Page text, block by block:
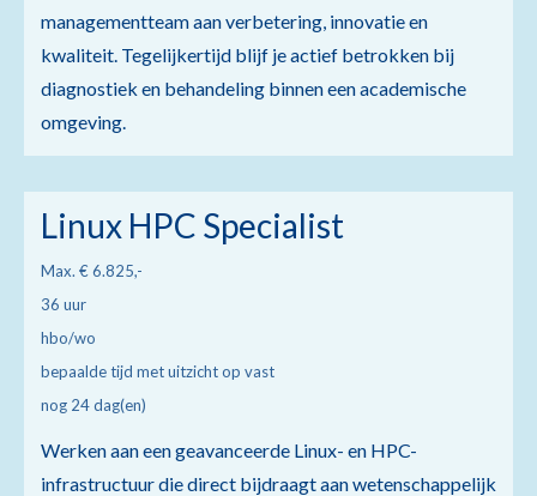
managementteam aan verbetering, innovatie en
kwaliteit. Tegelijkertijd blijf je actief betrokken bij
diagnostiek en behandeling binnen een academische
omgeving.
Linux HPC Specialist
Max. € 6.825,-
36 uur
hbo/wo
bepaalde tijd met uitzicht op vast
nog 24 dag(en)
Werken aan een geavanceerde Linux- en HPC-
infrastructuur die direct bijdraagt aan wetenschappelijk